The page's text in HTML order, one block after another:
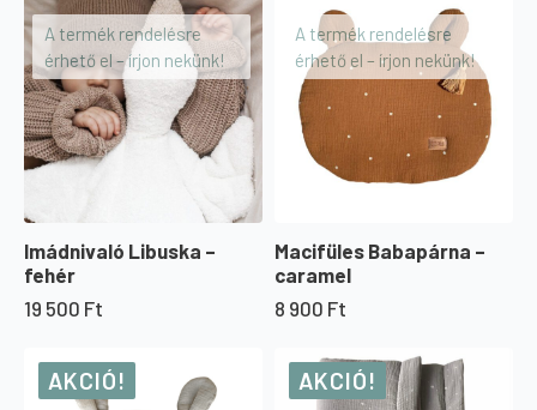
900 Ft.
300 Ft.
A termék rendelésre
érhető el – írjon nekünk!
Imádnivaló Libuska –
fehér
19 500 Ft
A termék rendelésre
érhető el – írjon nekünk!
Macifüles Babapárna –
caramel
8 900 Ft
AKCIÓ! AKCIÓ!